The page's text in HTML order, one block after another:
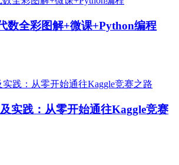
数全彩图解+微课+Python编程
实践：从零开始通往Kaggle竞赛